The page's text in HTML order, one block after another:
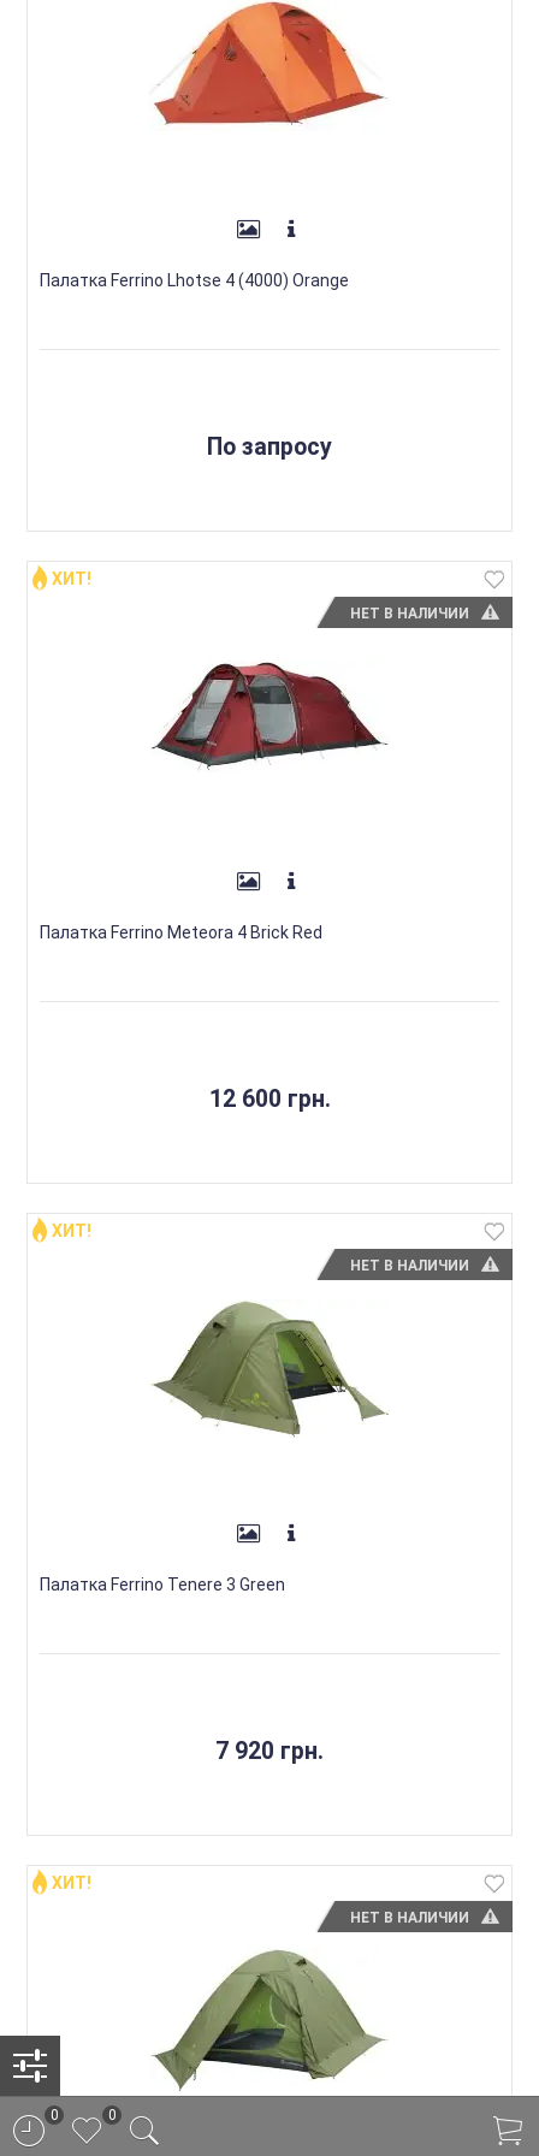
Палатка Ferrino Lhotse 4 (4000) Orange
По запросу
НЕТ В НАЛИЧИИ
ХИТ!
Палатка Ferrino Meteora 4 Brick Red
12 600 грн.
НЕТ В НАЛИЧИИ
ХИТ!
Палатка Ferrino Tenere 3 Green
7 920 грн.
НЕТ В НАЛИЧИИ
ХИТ!
0 0